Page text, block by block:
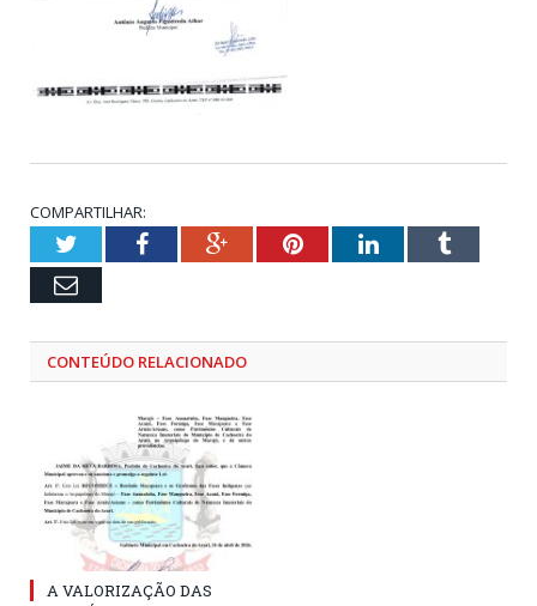
COMPARTILHAR:
TwitterFacebookGoogle+PinterestLinkedInTumblr
Email
CONTEÚDO RELACIONADO
A VALORIZAÇÃO DAS